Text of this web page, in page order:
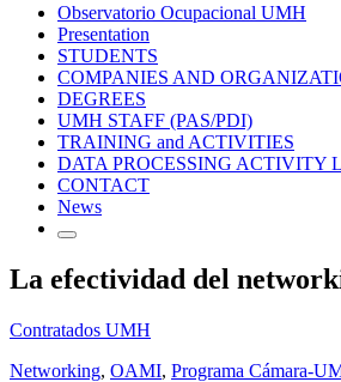
Observatorio Ocupacional UMH
Presentation
STUDENTS
COMPANIES AND
DEGREES
UMH STAFF (PAS/PDI)
TRAINING and ACTIVITIES
DATA PROCESSING ACTIVITY
CONTACT
News
La efectividad del
Contratados UMH
Networking, OAMI, Programa Cámara-